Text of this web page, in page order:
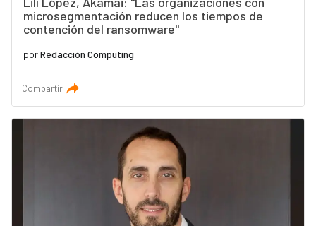
microsegmentación reducen los tiempos de
contención del ransomware"
porRedacción Computing
Compartir